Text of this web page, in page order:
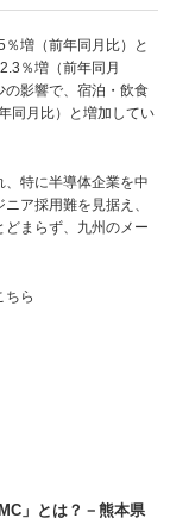
増（前年同月比）と
％増（前年同月
の影響で、宿泊・飲食
同月比）と増加してい
特に半導体企業を中
ア採用難を見据え、
まらず、九州のメー
ちら
」とは？－熊本県